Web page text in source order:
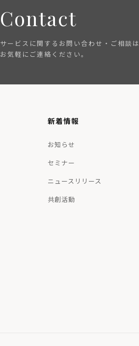
Contact
サービスに関するお問い合わせ・ご相談は
お気軽にご連絡ください。
新着情報
お知らせ
セミナー
ニュースリリース
共創活動